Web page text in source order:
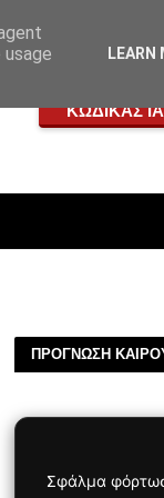
ΚΩΔΙΚΑΣ
ΠΡΟΓΝΩΣΗ
Σφάλμα
LEARN